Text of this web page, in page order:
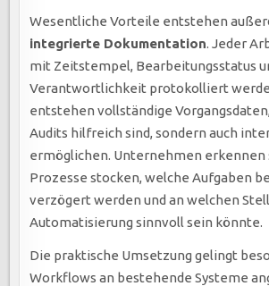
Wesentliche Vorteile entstehen
integrierte Dokumentation. Jeder
mit Zeitstempel, Bearbeitungsstatus
Verantwortlichkeit protokolliert
entstehen vollständige
Audits hilfreich sind, sondern auch
ermöglichen. Unternehmen erkennen
Prozesse stocken, welche Aufgaben
verzögert werden und an welchen
Automatisierung sinnvoll sein könnte.
Die praktische Umsetzung gelingt
Workflows an bestehende Systeme